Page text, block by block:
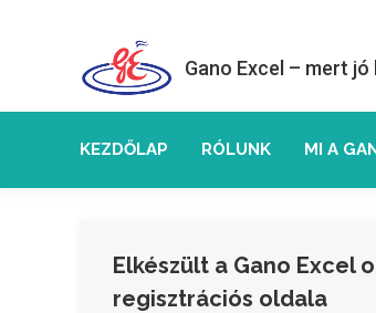
Gano Excel – mert
KEZDŐLAP RÓLUNK MI A
Elkészült a Gano Excel
regisztrációs oldala